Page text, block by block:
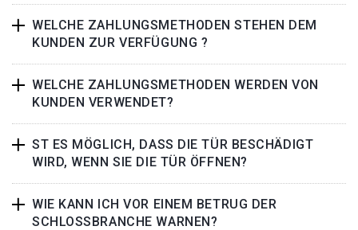
WELCHE ZAHLUNGSMETHODEN STEHEN DEM
KUNDEN ZUR VERFÜGUNG ?
WELCHE ZAHLUNGSMETHODEN WERDEN VON
KUNDEN VERWENDET?
ST ES MÖGLICH, DASS DIE TÜR BESCHÄDIGT
WIRD, WENN SIE DIE TÜR ÖFFNEN?
WIE KANN ICH VOR EINEM BETRUG DER
SCHLOSSBRANCHE WARNEN?